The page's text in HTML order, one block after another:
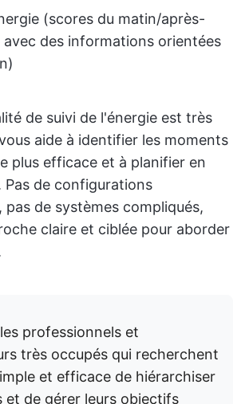
(scores du matin/après-
avec des informations orientées
de suivi de l'énergie est très
aide à identifier les moments
plus efficace et à planifier en
Pas de configurations
pas de systèmes compliqués,
claire et ciblée pour aborder
les professionnels et
très occupés qui recherchent
et efficace de hiérarchiser
et de gérer leurs objectifs